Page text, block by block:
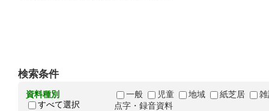
検索条件
資料種別
すべて選択
一般 児童 地域 紙芝居
点字・録音資料